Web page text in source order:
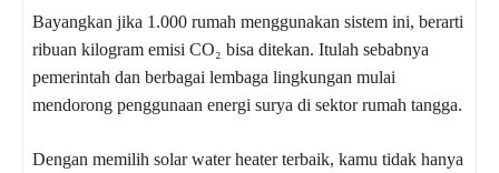
Bayangkan jika 1.000 rumah menggunakan sistem ini, berarti
ribuan kilogram emisi CO₂ bisa ditekan. Itulah sebabnya
pemerintah dan berbagai lembaga lingkungan mulai
mendorong penggunaan energi surya di sektor rumah tangga.
Dengan memilih solar water heater terbaik, kamu tidak hanya